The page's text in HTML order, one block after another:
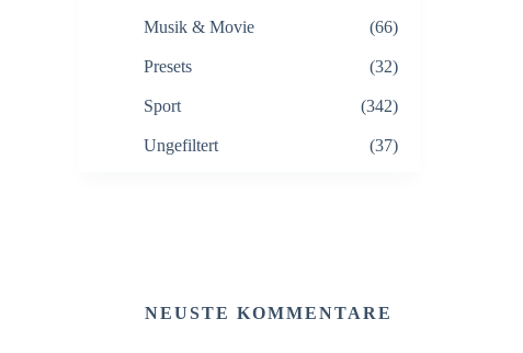
Musik & Movie (66)
Presets (32)
Sport (342)
Ungefiltert (37)
NEUSTE KOMMENTARE